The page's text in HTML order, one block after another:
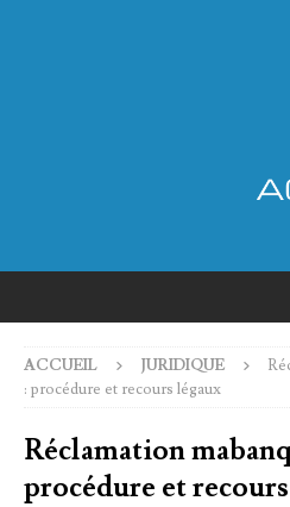
ACCUEIL JURIDIQUE
: procédure et recours légaux
Réclamation
procédure et